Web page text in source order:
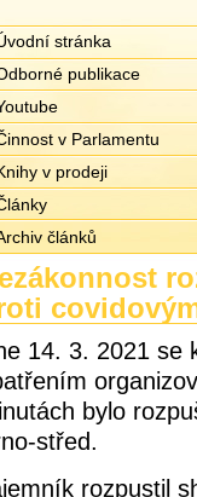
stránka
publikace
v Parlamentu
v prodeji
článků
14. 3. 2021 se
bylo
střed.
rozpustil